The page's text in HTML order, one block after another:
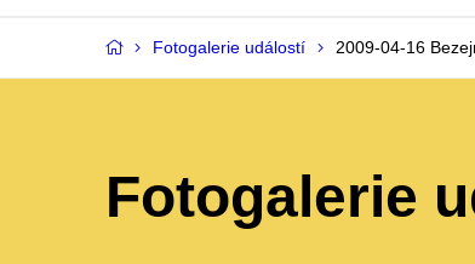
Fotogalerie událostí 2009-04-16
Fotogalerie